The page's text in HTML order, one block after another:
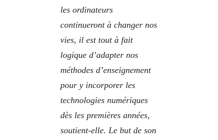
les ordinateurs
continueront à changer nos
vies, il est tout à fait
logique d’adapter nos
méthodes d’enseignement
pour y incorporer les
technologies numériques
dès les premières années,
soutient-elle. Le but de son